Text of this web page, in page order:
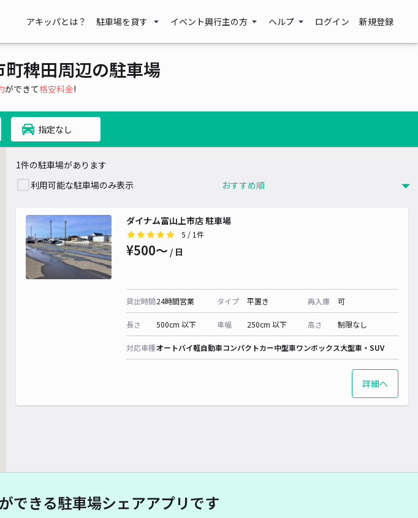
アキッパとは？ 駐車場を貸す イベント興行主の方 ヘルプ ログイン 新規登録
稗田周辺の駐車場
ができて格安料金!
指定なし
1件の駐車場があります
利用可能な駐車場のみ表示
ダイナム富山上市店 駐車場
5 / 1件
¥500〜 / 日
貸出時間24時間営業 タイプ 平置き 再入庫 可
長さ 500cm 以下 車幅 250cm 以下 高さ 制限なし
対応車種オートバイ軽自動車コンパクトカー中型車ワンボックス大型車・SUV
詳細へ
できる駐車場シェアアプリです